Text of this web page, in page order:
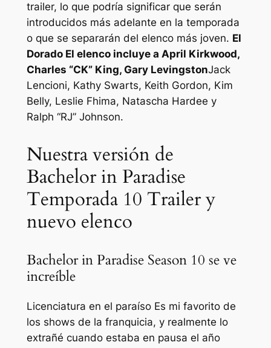
trailer, lo que podría significar que serán
introducidos más adelante en la temporada
o que se separarán del elenco más joven. El
Dorado El elenco incluye a April Kirkwood,
Charles “CK” King, Gary LevingstonJack
Lencioni, Kathy Swarts, Keith Gordon, Kim
Belly, Leslie Fhima, Natascha Hardee y
Ralph “RJ” Johnson.
Nuestra versión de
Bachelor in Paradise
Temporada 10 Trailer y
nuevo elenco
Bachelor in Paradise Season 10 se ve
increíble
Licenciatura en el paraísoEs mi favorito de
los shows de la franquicia, y realmente lo
extrañé cuando estaba en pausa el año